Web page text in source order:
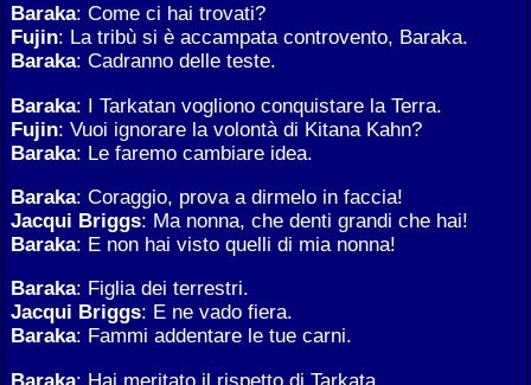
Baraka: Come ci hai trovati?
Fujin: La tribù si è accampata controvento, Baraka.
Baraka: Cadranno delle teste.
Baraka: I Tarkatan vogliono conquistare la Terra.
Fujin: Vuoi ignorare la volontà di Kitana Kahn?
Baraka: Le faremo cambiare idea.
Baraka: Coraggio, prova a dirmelo in faccia!
Jacqui Briggs: Ma nonna, che denti grandi che hai!
Baraka: E non hai visto quelli di mia nonna!
Baraka: Figlia dei terrestri.
Jacqui Briggs: E ne vado fiera.
Baraka: Fammi addentare le tue carni.
Baraka: Hai meritato il rispetto di Tarkata.